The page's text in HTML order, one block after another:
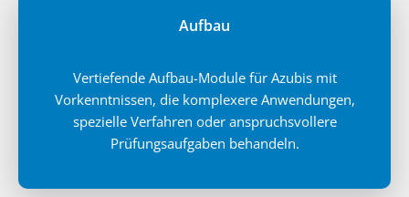
Aufbau
Vertiefende Aufbau-Module für Azubis mit
Vorkenntnissen, die komplexere Anwendungen,
spezielle Verfahren oder anspruchsvollere
Prüfungsaufgaben behandeln.